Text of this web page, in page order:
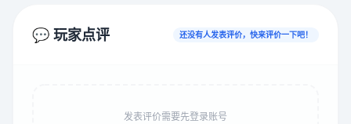
💬 玩家点评 还没有人发表评价，快来评价一下吧！
发表评价需要先登录账号